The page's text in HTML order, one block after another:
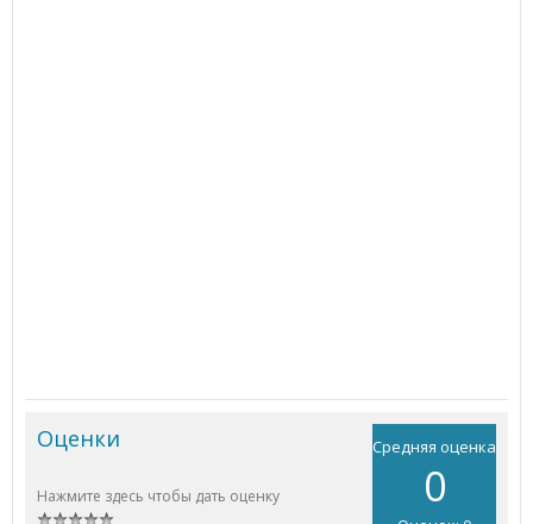
Средняя оценка
0
Оценки
Нажмите здесь чтобы дать оценку